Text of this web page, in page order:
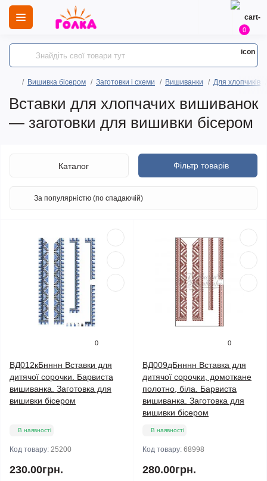
0
Вишивка бісером Заготовки і схеми Вишиванки Для хлопчиків
Вставки для хлопчачих вишиванок
— заготовки для вишивки бісером
Фільтр товарів
Каталог
0
ВД012кБнннн Вставки для
дитячої сорочки. Барвиста
вишиванка. Заготовка для
вишивки бісером
В наявності
Код товару: 25200
230.00грн.
0
ВД009дБнннн Вставка для
дитячої сорочки, домоткане
полотно, біла. Барвиста
вишиванка. Заготовка для
вишивки бісером
В наявності
Код товару: 68998
280.00грн.